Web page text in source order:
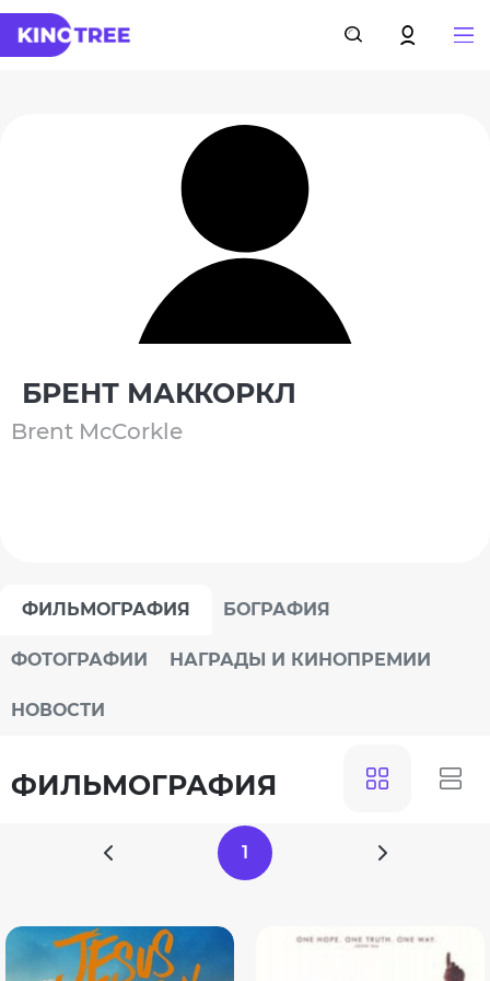
БРЕНТ МАККОРКЛ
Brent McCorkle
ФИЛЬМОГРАФИЯ БОГРАФИЯ
ФОТОГРАФИИ НАГРАДЫ И КИНОПРЕМИИ
НОВОСТИ
ФИЛЬМОГРАФИЯ
1